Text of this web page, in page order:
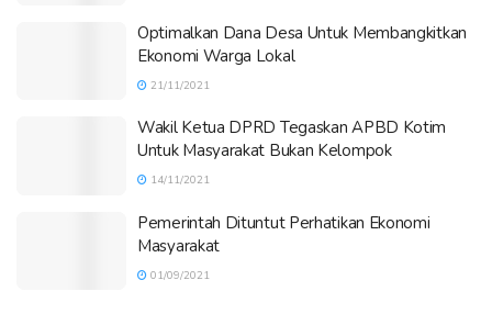
Optimalkan Dana Desa Untuk Membangkitkan
Ekonomi Warga Lokal
21/11/2021
Wakil Ketua DPRD Tegaskan APBD Kotim
Untuk Masyarakat Bukan Kelompok
14/11/2021
Pemerintah Dituntut Perhatikan Ekonomi
Masyarakat
01/09/2021